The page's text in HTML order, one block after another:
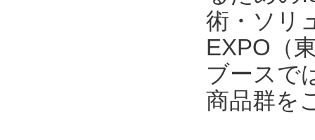
術・ソリ
EXPO（
ブースで
商品群を